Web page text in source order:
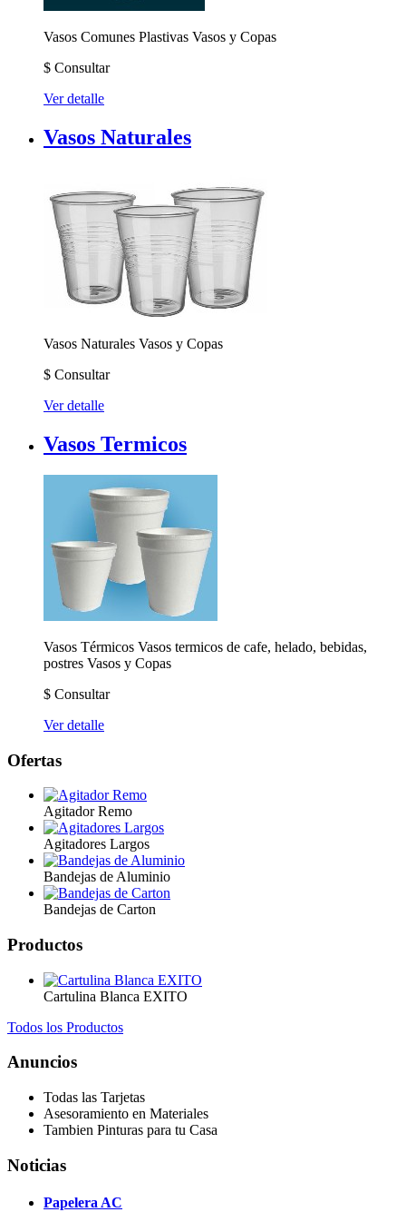
Vasos Comunes Plastivas Vasos y Copas
$ Consultar
Ver detalle
Vasos Naturales
Vasos Naturales Vasos y Copas
$ Consultar
Ver detalle
Vasos Termicos
Vasos Térmicos Vasos termicos de cafe, helado, bebidas,
postres Vasos y Copas
$ Consultar
Ver detalle
Ofertas
Agitador Remo
Agitadores Largos
Bandejas de Aluminio
Bandejas de Carton
Productos
Cartulina Blanca EXITO
Todos los Productos
Anuncios
Todas las Tarjetas
Asesoramiento en Materiales
Tambien Pinturas para tu Casa
Noticias
Papelera AC